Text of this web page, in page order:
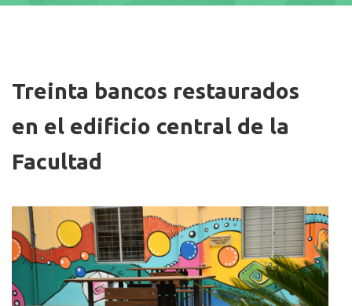
Treinta bancos restaurados
en el edificio central de la
Facultad